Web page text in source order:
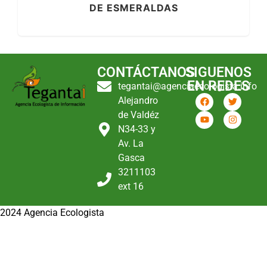
DE ESMERALDAS
CONTÁCTANOS
tegantai@agenciaecologista.info
Alejandro
de Valdéz
N34-33 y
Av. La
Gasca
3211103
ext 16
SIGUENOS
EN REDES
2024 Agencia Ecologista